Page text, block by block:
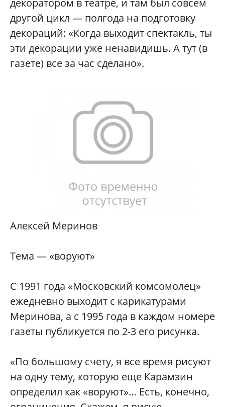
другой цикл — полгода на подготовку
декораций: «Когда выходит спектакль, ты
эти декорации уже ненавидишь. А тут (в
газете) все за час сделано».
Алексей Меринов
Тема — «воруют»
С 1991 года «Московский комсомолец»
ежедневно выходит с карикатурами
Меринова, а с 1995 года в каждом номере
газеты публикуется по 2-3 его рисунка.
«По большому счету, я все время рисуют
на одну тему, которую еще Карамзин
определил как «воруют»… Есть, конечно,